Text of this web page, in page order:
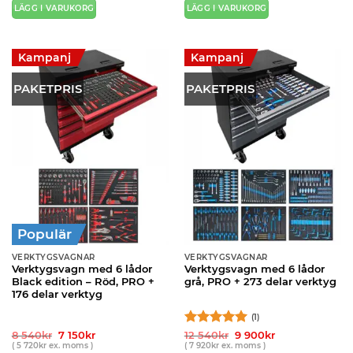
540kr. 150kr.
LÄGG I VARUKORG
540kr. 150kr.
LÄGG I VARUKORG
PAKETPRIS
Kampanj
Populär
VERKTYGSVAGNAR
Verktygsvagn med 6 lådor
Black edition – Röd, PRO +
176 delar verktyg
8 540kr Det
ursprungliga
7 150krDet
( 5 720krex. moms )
PAKETPRIS
Kampanj
VERKTYGSVAGNAR
Verktygsvagn med 6 lådor
grå, PRO + 273 delar verktyg
Betygsatt5
av 5
(1)
12 540kr Det
ursprungliga
9 900krDet
( 7 920krex. moms )